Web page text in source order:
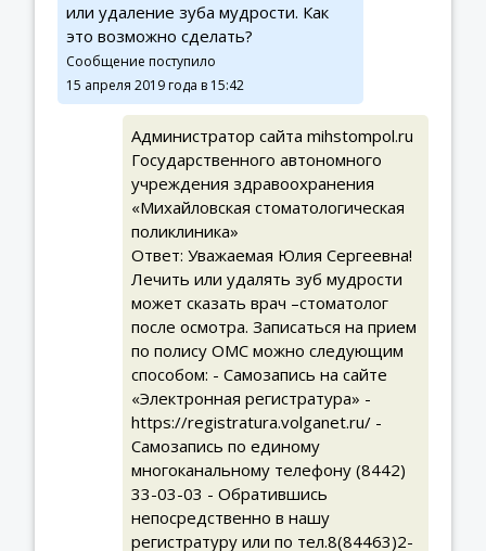
или удаление зуба мудрости. Как
это возможно сделать?
Сообщение поступило
15 апреля 2019 года в 15:42
Администратор сайта mihstompol.ru
Государственного автономного
учреждения здравоохранения
«Михайловская стоматологическая
поликлиника»
Ответ: Уважаемая Юлия Сергеевна!
Лечить или удалять зуб мудрости
может сказать врач –стоматолог
после осмотра. Записаться на прием
по полису ОМС можно следующим
способом: - Самозапись на сайте
«Электронная регистратура» -
https://registratura.volganet.ru/ -
Самозапись по единому
многоканальному телефону (8442)
33-03-03 - Обратившись
непосредственно в нашу
регистратуру или по тел.8(84463)2-